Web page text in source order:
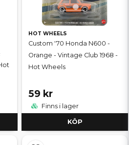
HOT WHEELS
Custom '70 Honda N600 -
Orange - Vintage Club 1968 -
Hot Wheels
59 kr
Finns i lager
KÖP